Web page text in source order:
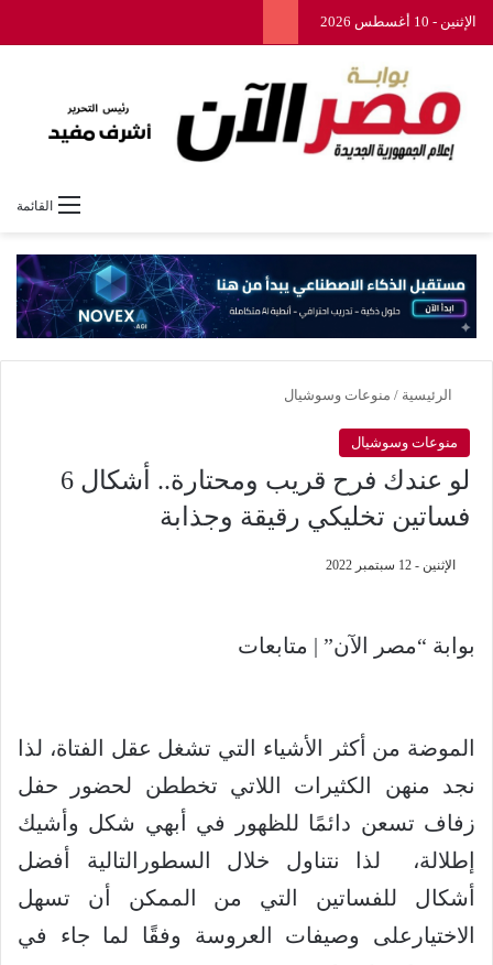
الإثنين - 10 أغسطس 2026
القائمة
الرئيسية / منوعات وسوشيال
منوعات وسوشيال
لو عندك فرح قريب ومحتارة.. أشكال 6
فساتين تخليكي رقيقة وجذابة
الإثنين - 12 سبتمبر 2022
بوابة “مصر الآن” | متابعات
الموضة من أكثر الأشياء التي تشغل عقل الفتاة، لذا
نجد منهن الكثيرات اللاتي تخططن لحضور حفل
زفاف تسعن دائمًا للظهور في أبهي شكل وأشيك
إطلالة، لذا نتناول خلال السطورالتالية أفضل
أشكال للفساتين التي من الممكن أن تسهل
الاختيارعلى وصيفات العروسة وفقًا لما جاء في